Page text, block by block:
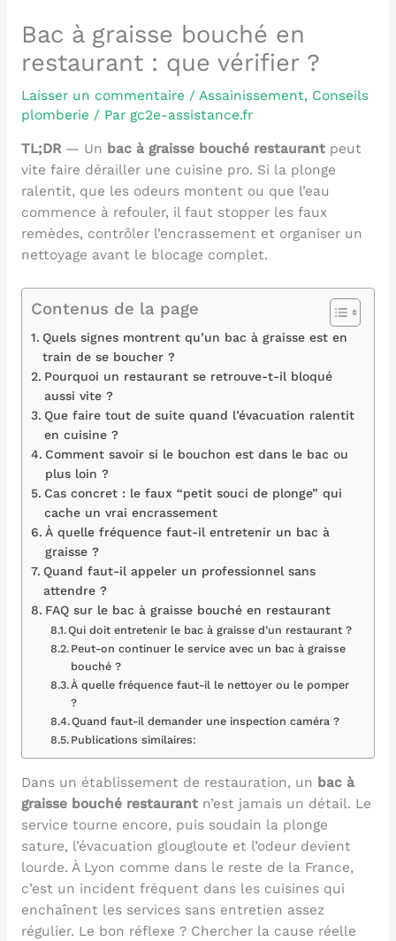
Bac à graisse bouché en
restaurant : que vérifier ?
Laisser un commentaire / Assainissement, Conseils
plomberie / Par gc2e-assistance.fr
TL;DR— Un bac à graisse bouché restaurantpeut
vite faire dérailler une cuisine pro. Si la plonge
ralentit, que les odeurs montent ou que l’eau
commence à refouler, il faut stopper les faux
remèdes, contrôler l’encrassement et organiser un
nettoyage avant le blocage complet.
Contenus de la page
Quels signes montrent qu’un bac à graisse est en
train de se boucher ?
Pourquoi un restaurant se retrouve-t-il bloqué
aussi vite ?
Que faire tout de suite quand l’évacuation ralentit
en cuisine ?
Comment savoir si le bouchon est dans le bac ou
plus loin ?
Cas concret : le faux “petit souci de plonge” qui
cache un vrai encrassement
À quelle fréquence faut-il entretenir un bac à
graisse ?
Quand faut-il appeler un professionnel sans
attendre ?
FAQ sur le bac à graisse bouché en restaurant
Qui doit entretenir le bac à graisse d’un restaurant ?
Peut-on continuer le service avec un bac à graisse
bouché ?
À quelle fréquence faut-il le nettoyer ou le pomper
?
Quand faut-il demander une inspection caméra ?
Publications similaires:
Dans un établissement de restauration, un bac à
graisse bouché restaurantn’est jamais un détail. Le
service tourne encore, puis soudain la plonge
sature, l’évacuation glougloute et l’odeur devient
lourde. À Lyon comme dans le reste de la France,
c’est un incident fréquent dans les cuisines qui
enchaînent les services sans entretien assez
régulier. Le bon réflexe ? Chercher la cause réelle